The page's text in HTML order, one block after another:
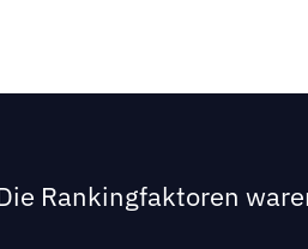
Die Rankingfaktoren